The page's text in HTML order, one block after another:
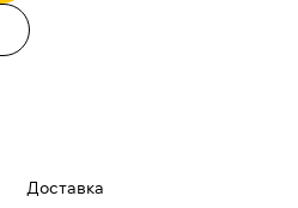
Доставка